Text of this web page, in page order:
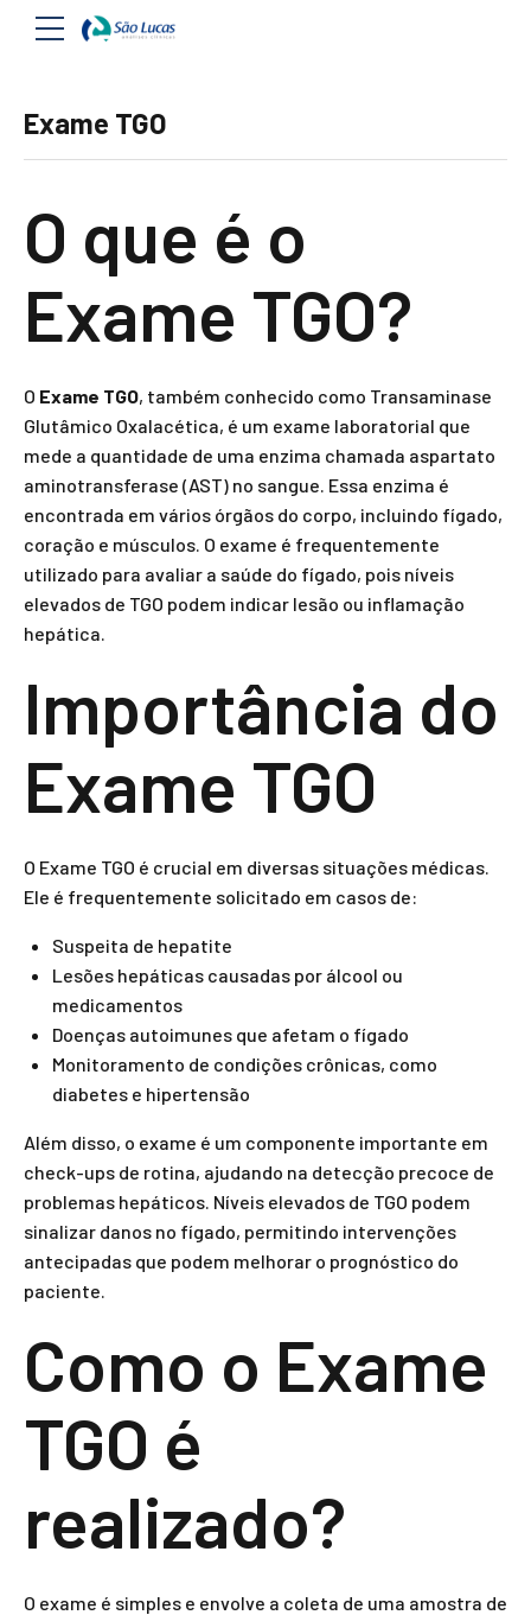
Exame TGO
O que é o
Exame TGO?
O Exame TGO, também conhecido como Transaminase
Glutâmico Oxalacética, é um exame laboratorial que
mede a quantidade de uma enzima chamada aspartato
aminotransferase (AST) no sangue. Essa enzima é
encontrada em vários órgãos do corpo, incluindo fígado,
coração e músculos. O exame é frequentemente
utilizado para avaliar a saúde do fígado, pois níveis
elevados de TGO podem indicar lesão ou inflamação
hepática.
Importância do
Exame TGO
O Exame TGO é crucial em diversas situações médicas.
Ele é frequentemente solicitado em casos de:
Suspeita de hepatite
Lesões hepáticas causadas por álcool ou
medicamentos
Doenças autoimunes que afetam o fígado
Monitoramento de condições crônicas, como
diabetes e hipertensão
Além disso, o exame é um componente importante em
check-ups de rotina, ajudando na detecção precoce de
problemas hepáticos. Níveis elevados de TGO podem
sinalizar danos no fígado, permitindo intervenções
antecipadas que podem melhorar o prognóstico do
paciente.
Como o Exame
TGO é
realizado?
O exame é simples e envolve a coleta de uma amostra de